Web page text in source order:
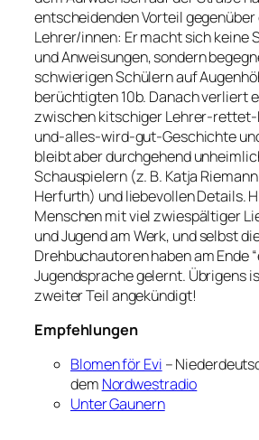
entscheidenden Vorteil
Lehrer/innen: Er macht sich keine
und Anweisungen, sondern
schwierigen Schülern auf
berüchtigten 10b. Danach verliert
zwischen kitschiger Lehrer-
und-alles-wird-gut-Geschichte
bleibt aber durchgehend
Schauspielern (z. B. Katja
Herfurth) und liebevollen Details.
Menschen mit viel zwiespältiger
und Jugend am Werk, und selbst
Drehbuchautoren haben am Ende
Jugendsprache gelernt. Übrigens
zweiter Teil angekündigt!
Empfehlungen
Blomen för Evi –
dem Nordwestradio
Unter Gaunern